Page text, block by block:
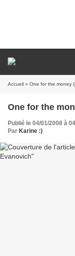
Accueil » One for the money
One for the
Publié le 04/01/2008 à
Par Karine :)